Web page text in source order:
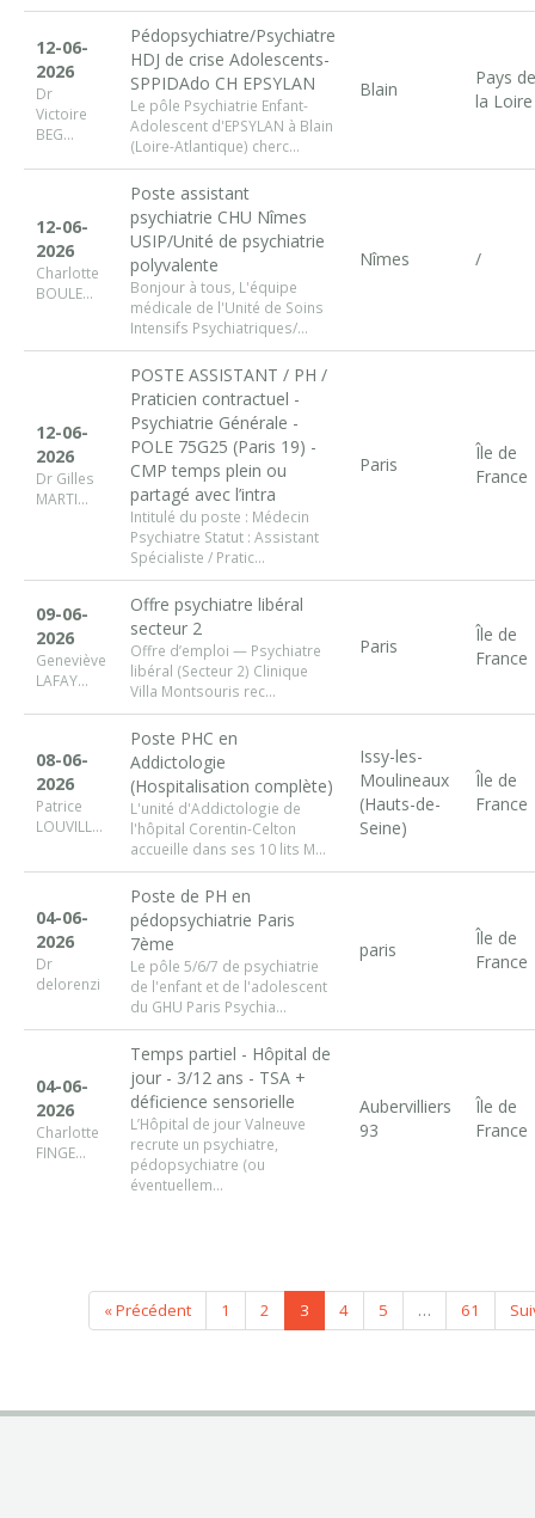
12-06-
2026
Dr
Victoire
BEG...
Pédopsychiatre/Psychiatre
HDJ de crise Adolescents-
SPPIDAdo CH EPSYLAN
Le pôle Psychiatrie Enfant-
Adolescent d'EPSYLAN à Blain
(Loire-Atlantique) cherc...
Blain
Pays de
la Loire
12-06-
2026
Charlotte
BOULE...
Poste assistant
psychiatrie CHU Nîmes
USIP/Unité de psychiatrie
polyvalente
Bonjour à tous, L'équipe
médicale de l'Unité de Soins
Intensifs Psychiatriques/...
Nîmes /
12-06-
2026
Dr Gilles
MARTI...
POSTE ASSISTANT / PH /
Praticien contractuel -
Psychiatrie Générale -
POLE 75G25 (Paris 19) -
CMP temps plein ou
partagé avec l’intra
Intitulé du poste : Médecin
Psychiatre Statut : Assistant
Spécialiste / Pratic...
Paris
Île de
France
09-06-
2026
Geneviève
LAFAY...
Offre psychiatre libéral
secteur 2
Offre d’emploi — Psychiatre
libéral (Secteur 2) Clinique
Villa Montsouris rec...
Paris
Île de
France
08-06-
2026
Patrice
LOUVILL...
Poste PHC en
Addictologie
(Hospitalisation complète)
L'unité d'Addictologie de
l'hôpital Corentin-Celton
accueille dans ses 10 lits M...
Issy-les-
Moulineaux
(Hauts-de-
Seine)
Île de
France
04-06-
2026
Dr
delorenzi
Poste de PH en
pédopsychiatrie Paris
7ème
Le pôle 5/6/7 de psychiatrie
de l'enfant et de l'adolescent
du GHU Paris Psychia...
paris
Île de
France
04-06-
2026
Charlotte
FINGE...
Temps partiel - Hôpital de
jour - 3/12 ans - TSA +
déficience sensorielle
L’Hôpital de jour Valneuve
recrute un psychiatre,
pédopsychiatre (ou
éventuellem...
Aubervilliers
93
Île de
France
« Précédent 1 2 3 4 5 … 61